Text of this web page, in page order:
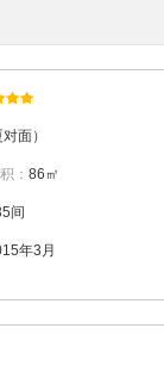
面）
： 86㎡
间
年3月